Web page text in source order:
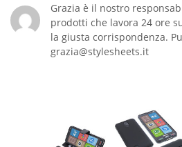
Grazia è il nostro
prodotti che lavora 24 ore
la giusta corrispondenza.
grazia@stylesheets.it